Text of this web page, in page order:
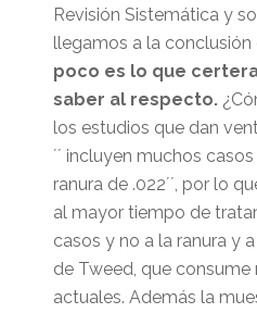
Revisión Sistemática y
llegamos a la conclusión
poco es lo que
saber al respecto.
los estudios que dan
´´ incluyen muchos
ranura de .022´´, por lo
al mayor tiempo de
casos y no a la ranura y
de Tweed, que
actuales. Además la